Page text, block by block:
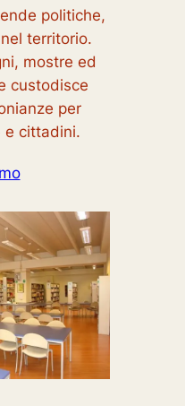
politiche,
territorio.
mostre ed
custodisce
per
e cittadini.